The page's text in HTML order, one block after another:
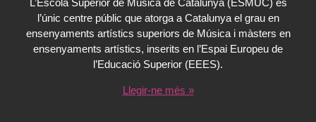
L’Escola Superior de Música de Catalunya (ESMUC) és
l’únic centre públic que atorga a Catalunya el grau en
ensenyaments artístics superiors de Música i màsters en
ensenyaments artístics, inserits en l’Espai Europeu de
l’Educació Superior (EEES).
Llegir-ne més »